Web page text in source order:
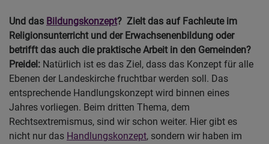
Und das Bildungskonzept? Zielt das auf Fachleute im
Religionsunterricht und der Erwachsenenbildung oder
betrifft das auch die praktische Arbeit in den Gemeinden?
Preidel: Natürlich ist es das Ziel, dass das Konzept für alle
Ebenen der Landeskirche fruchtbar werden soll. Das
entsprechende Handlungskonzept wird binnen eines
Jahres vorliegen. Beim dritten Thema, dem
Rechtsextremismus, sind wir schon weiter. Hier gibt es
nicht nur das Handlungskonzept, sondern wir haben im